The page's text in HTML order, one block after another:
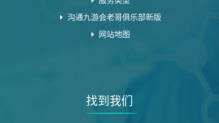
沟通九游会老哥俱乐部新版
网站地图
找到我们